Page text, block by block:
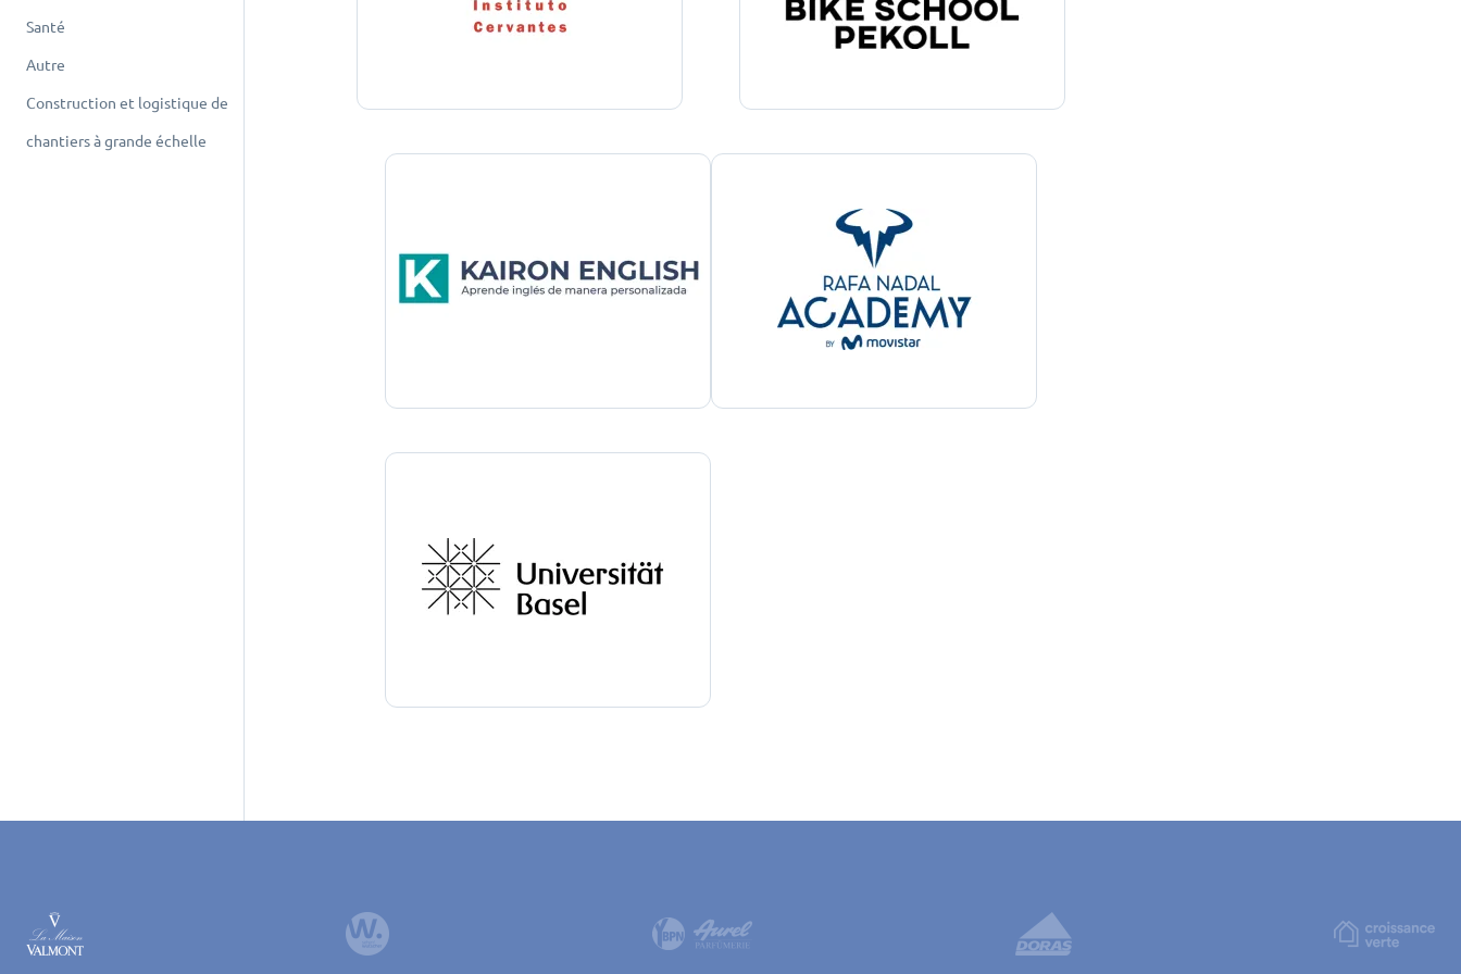
Santé
Autre
Construction et logistique de
chantiers à grande échelle